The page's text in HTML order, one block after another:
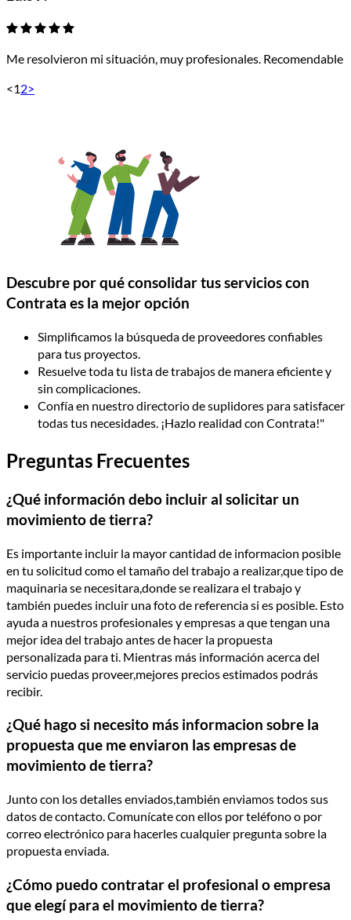
Me resolvieron mi situación, muy profesionales. Recomendable
<12>
Descubre por qué consolidar tus servicios con
Contrata es la mejor opción
Simplificamos la búsqueda de proveedores confiables
para tus proyectos.
Resuelve toda tu lista de trabajos de manera eficiente y
sin complicaciones.
Confía en nuestro directorio de suplidores para satisfacer
todas tus necesidades. ¡Hazlo realidad con Contrata!"
Preguntas Frecuentes
¿Qué información debo incluir al solicitar un
movimiento de tierra?
Es importante incluir la mayor cantidad de informacion posible
en tu solicitud como el tamaño del trabajo a realizar,que tipo de
maquinaria se necesitara,donde se realizara el trabajo y
también puedes incluir una foto de referencia si es posible. Esto
ayuda a nuestros profesionales y empresas a que tengan una
mejor idea del trabajo antes de hacer la propuesta
personalizada para ti. Mientras más información acerca del
servicio puedas proveer,mejores precios estimados podrás
recibir.
¿Qué hago si necesito más informacion sobre la
propuesta que me enviaron las empresas de
movimiento de tierra?
Junto con los detalles enviados,también enviamos todos sus
datos de contacto. Comunícate con ellos por teléfono o por
correo electrónico para hacerles cualquier pregunta sobre la
propuesta enviada.
¿Cómo puedo contratar el profesional o empresa
que elegí para el movimiento de tierra?